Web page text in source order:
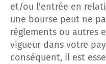
et/ou l'entrée en
une bourse peut ne
règlements ou autres
vigueur dans votre
conséquent, il est